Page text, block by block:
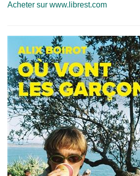
Acheter sur www.librest.com